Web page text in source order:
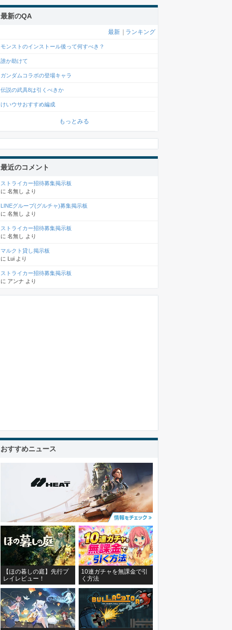
最新のQA
最新 ランキング
モンストのインストール後って何すべき？
誰か助けて
ガンダムコラボの登場キャラ
伝説の武具8は引くべきか
けいウサおすすめ編成
もっとみる
最近のコメント
ストライカー招待募集掲示板
に 名無し より
LINEグループ(グルチャ)募集掲示板
に 名無し より
ストライカー招待募集掲示板
に 名無し より
マルクト貸し掲示板
に
Lui より
ストライカー招待募集掲示板
に アンナ より
おすすめニュース
【ほの暮しの庭】先行プ
レイレビュー！
10連ガチャを無課金で引
く方法